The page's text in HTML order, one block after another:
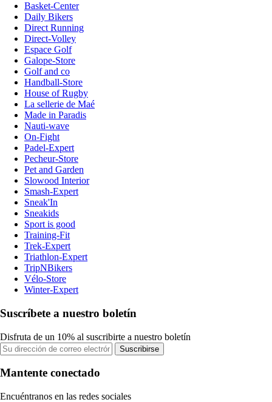
Basket-Center
Daily Bikers
Direct Running
Direct-Volley
Espace Golf
Galope-Store
Golf and co
Handball-Store
House of Rugby
La sellerie de Maé
Made in Paradis
Nauti-wave
On-Fight
Padel-Expert
Pecheur-Store
Pet and Garden
Slowood Interior
Smash-Expert
Sneak'In
Sneakids
Sport is good
Training-Fit
Trek-Expert
Triathlon-Expert
TripNBikers
Vélo-Store
Winter-Expert
Suscríbete a nuestro boletín
Disfruta de un 10% al suscribirte a nuestro boletín
Suscribirse
Mantente conectado
Encuéntranos en las redes sociales